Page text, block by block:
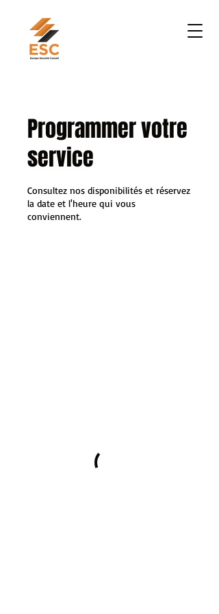
Programmer votre
service
Consultez nos disponibilités et réservez
la date et l'heure qui vous
conviennent.